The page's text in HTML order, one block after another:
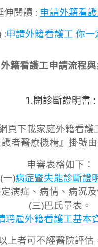
伸閱讀 : 申請外籍看
:申請外籍看護工 你
外籍看護工申請流程
1.開診斷證明書 :
頁下載家庭外籍看
者醫療機構』掛號
申審表格如下：
(一)病症暨失能診斷證
病症、病情、病況
(三)巴氏量表。
聘雇外籍看護工基本
上者可不經醫院評